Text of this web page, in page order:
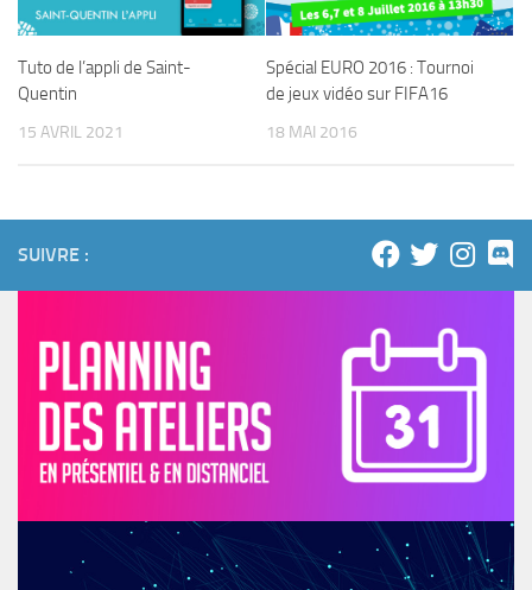
Tuto de l’appli de Saint-
Quentin
15 AVRIL 2021
Spécial EURO 2016 : Tournoi
de jeux vidéo sur FIFA16
18 MAI 2016
SUIVRE :